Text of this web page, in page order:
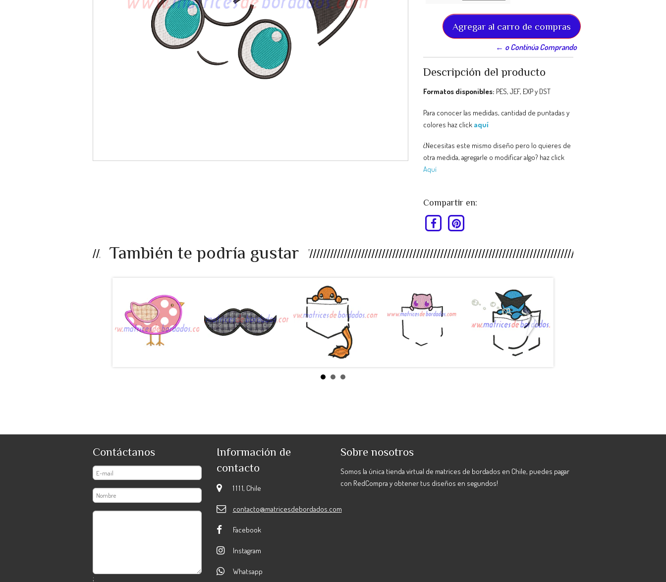
← o Continúa Comprando
Descripción del producto
Formatos disponibles: PES, JEF, EXP y DST
Para conocer las medidas, cantidad de puntadas y
colores haz click aquí
¿Necesitas este mismo diseño pero lo quieres de
otra medida, agregarle o modificar algo? haz click
Aquí
Compartir en:
También te podría gustar
LB25EF - Ave
apli...
$990
bigote a...
RT47AS -
Pokemon ...
$990
KJ34UL -
Pokemon ...
$990
HY88SB -
Pokemon ...
$990
Contáctanos
;
Información de
contacto
1 1 1 1, Chile
contacto@matricesdebordados.com
Facebook
Instagram
Whatsapp
Sobre nosotros
Somos la única tienda virtual de matrices de bordados en Chile, puedes pagar
con RedCompra y obtener tus diseños en segundos!